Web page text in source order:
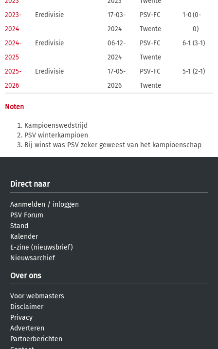
2023-
2024
Eredivisie
17-03-
2024
PSV-FC
Twente
1-0(0-
0)
2024-
2025
Eredivisie
06-12-
2024
PSV-FC
Twente
6-1 (3-1)
2025-
2026
Eredivisie
17-05-
2026
PSV-FC
Twente
5-1 (2-1)
Noten
Kampioenswedstrijd
PSV winterkampioen
Bij winst was PSV zeker geweest van het kampioenschap
Direct naar
Aanmelden / inloggen
PSV Forum
Stand
Kalender
E-zine (nieuwsbrief)
Nieuwsarchief
Over ons
Voor webmasters
Disclaimer
Privacy
Adverteren
Partnerberichten